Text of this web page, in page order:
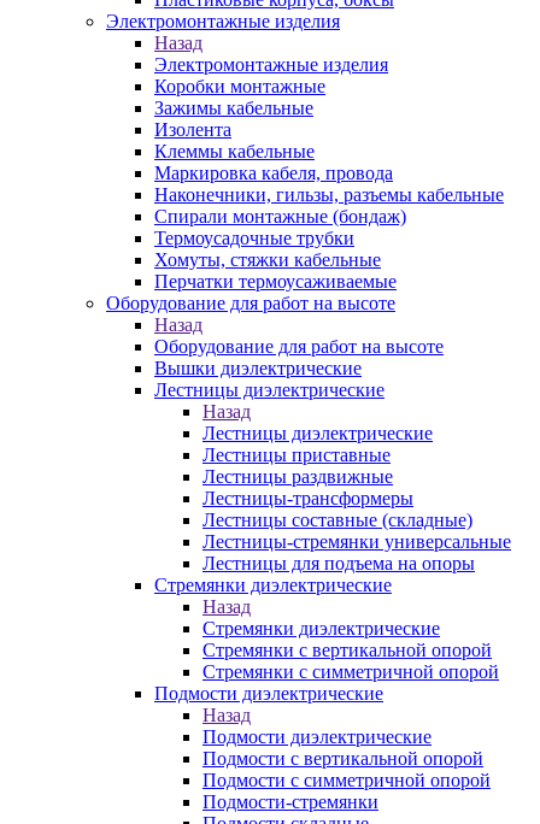
Электромонтажные изделия
Назад
Электромонтажные изделия
Коробки монтажные
Зажимы кабельные
Изолента
Клеммы кабельные
Маркировка кабеля, провода
Наконечники, гильзы, разъемы кабельные
Спирали монтажные (бондаж)
Термоусадочные трубки
Хомуты, стяжки кабельные
Перчатки термоусаживаемые
Оборудование для работ на высоте
Назад
Оборудование для работ на высоте
Вышки диэлектрические
Лестницы диэлектрические
Назад
Лестницы диэлектрические
Лестницы приставные
Лестницы раздвижные
Лестницы-трансформеры
Лестницы составные (складные)
Лестницы-стремянки универсальные
Лестницы для подъема на опоры
Стремянки диэлектрические
Назад
Стремянки диэлектрические
Стремянки с вертикальной опорой
Стремянки с симметричной опорой
Подмости диэлектрические
Назад
Подмости диэлектрические
Подмости с вертикальной опорой
Подмости с симметричной опорой
Подмости-стремянки